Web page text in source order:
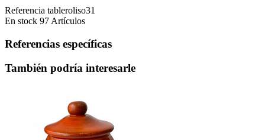
Referencia tableroliso31
En stock 97 Artículos
Referencias específicas
También podría interesarle